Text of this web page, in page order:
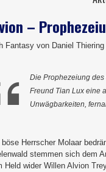
–
Fantasy von Daniel Thiering
Die Prophezeiung
Freund Tian Lux eine
Unwägbarkeiten,
böse Herrscher Molaar
stemmen sich dem
Held wider Willen Alvion